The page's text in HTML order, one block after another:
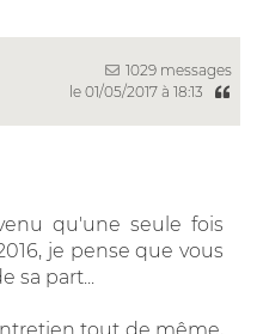
1029 messages
le 01/05/2017 à 18:13
qu'une seule fois
je pense que vous
part...
tout de même,